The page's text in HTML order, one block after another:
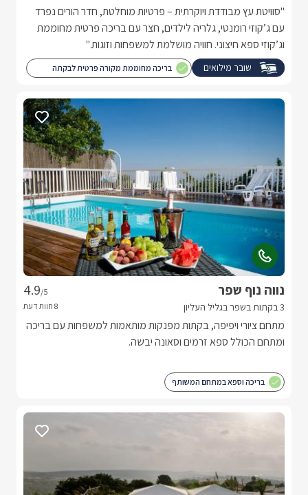
"סוויטת עץ מבודדת ויוקרתית – פרטיות מוחלטת, חדר הורים נפרד
עם ג’קוזי רומנטי, גלריה לילדים, חצר עם בריכה פרטית מחוממת
וג’קוזי ספא חיצוני. חוויה מושלמת למשפחות וזוגות."
שובר מילואים
בריכה מחוממת מקורה פרטית לבקתה
נווה נוף שפר
3 בקתות בשפר בגליל העליון
4.9/5
מתחם ציורי ויפיפה, בקתות מפנקות מותאמות למשפחות עם בריכה
ומתחם הכולל ספא זרמים וסאונה יבשה.
בריכה וספא במתחם המשותף